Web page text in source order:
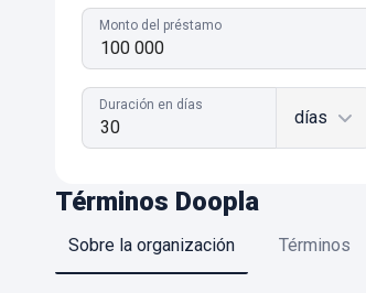
Monto del préstamo
Duración en días
días
Términos Doopla
Sobre la organización Términos